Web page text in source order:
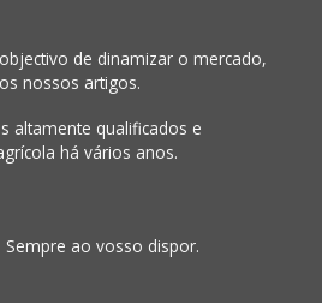
de dinamizar o mercado,
nossos artigos.
altamente qualificados e
há vários anos.
ao vosso dispor.